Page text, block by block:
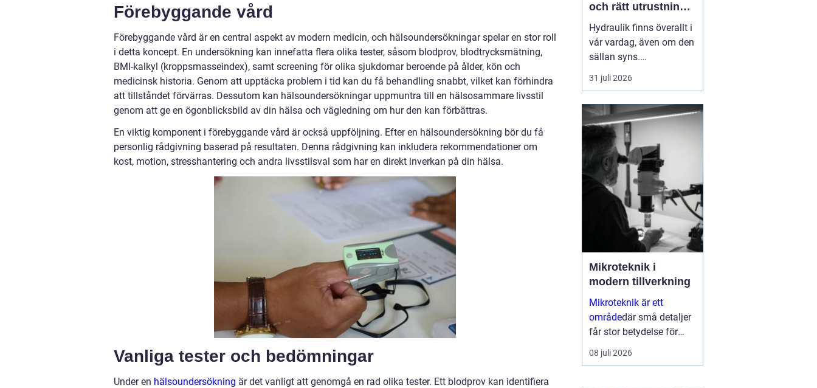
Förebyggande vård
Förebyggande vård är en central aspekt av modern medicin, och hälsoundersökningar spelar en stor roll
i detta koncept. En undersökning kan innefatta flera olika tester, såsom blodprov, blodtrycksmätning,
BMI-kalkyl (kroppsmasseindex), samt screening för olika sjukdomar beroende på ålder, kön och
medicinsk historia. Genom att upptäcka problem i tid kan du få behandling snabbt, vilket kan förhindra
att tillståndet förvärras. Dessutom kan hälsoundersökningar uppmuntra till en hälsosammare livsstil
genom att ge en ögonblicksbild av din hälsa och vägledning om hur den kan förbättras.
En viktig komponent i förebyggande vård är också uppföljning. Efter en hälsoundersökning bör du få
personlig rådgivning baserad på resultaten. Denna rådgivning kan inkludera rekommendationer om
kost, motion, stresshantering och andra livsstilsval som har en direkt inverkan på din hälsa.
Vanliga tester och bedömningar
Under en hälsoundersökning är det vanligt att genomgå en rad olika tester. Ett blodprov kan identifiera
och rätt utrustning
när det behövs som
mest
Hydraulik finns överallt i
vår vardag, även om den
sällan syns.
Skogsmaskiner,
lantbruksmaskiner,
industrilinjer och sågverk
är alla beroende av
välfungerande
hydrauliska system. När
en slang brister eller en
cylinder läcker stanna...
31 juli 2026
Mikroteknik i
modern tillverkning
Mikroteknik är ett
områdedär små detaljer
får stor betydelse för
helheten. När
komponenter blir mindre,
08 juli 2026